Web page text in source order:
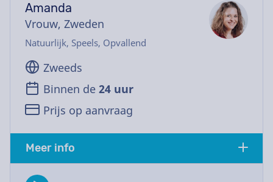
Amanda
Vrouw, Zweden
Natuurlijk, Speels, Opvallend
Zweeds
Binnen de 24 uur
Prijs op aanvraag
Meer info